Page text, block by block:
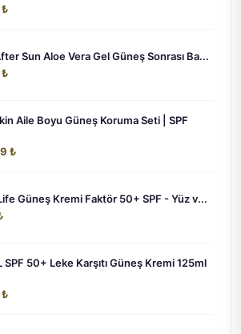
Sun Aloe Vera Gel Güneş Sonrası Ba...
Aile Boyu Güneş Koruma Seti | SPF
₺
Güneş Kremi Faktör 50+ SPF - Yüz v...
SPF 50+ Leke Karşıtı Güneş Kremi 125ml